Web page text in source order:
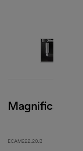
Magnifica Start
ECAM222.20.B